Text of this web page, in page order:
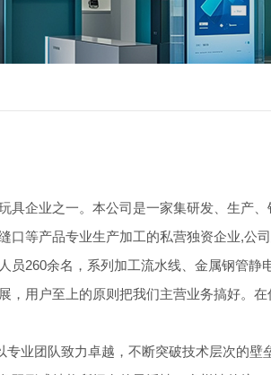
具企业之一。本公司是一家集研发、生产
口等产品专业生产加工的私营独资企业,
员260余名，系列加工流水线、金属钢管
用户至上的原则把我们主营业务搞好。
团队致力卓越，不断突破技术层次的壁